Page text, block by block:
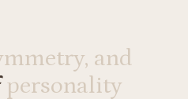
and
personality